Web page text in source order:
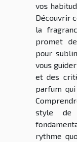
vos
Découvrir
la
promet
pour
vous
et des
parfum
style de
rythme